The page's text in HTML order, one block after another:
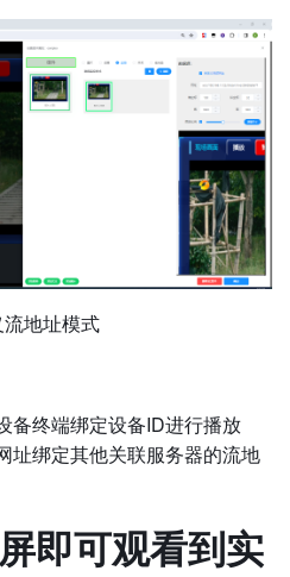
流地址模式
备终端绑定设备ID进行播放
址绑定其他关联服务器的流地
即可观看到实